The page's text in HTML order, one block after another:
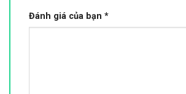
Đánh giá của bạn *